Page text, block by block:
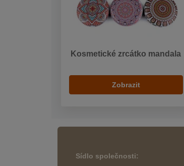
Kosmetické zrcátko mandala
Zobrazit
Sídlo společnosti: